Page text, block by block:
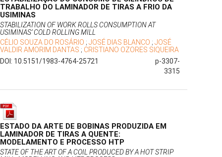
TRABALHO DO LAMINADOR DE TIRAS A FRIO DA
USIMINAS
STABILIZATION OF WORK ROLLS CONSUMPTION AT
USIMINAS’ COLD ROLLING MILL
CÉLIO SOUZA DO ROSÁRIO ; JOSÉ DIAS BLANCO ; JOSÉ
VALDIR AMORIM DANTAS ; CRISTIANO OZORES SIQUEIRA
DOI: 10.5151/1983-4764-25721
p-3307-
3315
ESTADO DA ARTE DE BOBINAS PRODUZIDA EM
LAMINADOR DE TIRAS A QUENTE:
MODELAMENTO E PROCESSO HTP
STATE OF THE ART OF A COIL PRODUCED BY A HOT STRIP